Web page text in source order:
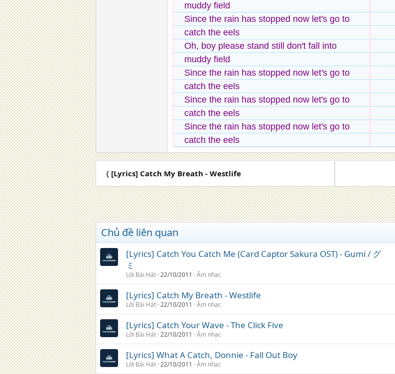
muddy field
Since the rain has stopped now let's go to
catch the eels
Oh, boy please stand still don't fall into
muddy field
Since the rain has stopped now let's go to
catch the eels
Since the rain has stopped now let's go to
catch the eels
Since the rain has stopped now let's go to
catch the eels
〈 [Lyrics] Catch My Breath - Westlife
Chủ đề liên quan
[Lyrics] Catch You Catch Me (Card Captor Sakura OST) - Gumi / グ
ミ
Lời Bài Hát 22/10/2011 Âm nhạc
[Lyrics] Catch My Breath - Westlife
Lời Bài Hát 22/10/2011 Âm nhạc
[Lyrics] Catch Your Wave - The Click Five
Lời Bài Hát 22/10/2011 Âm nhạc
[Lyrics] What A Catch, Donnie - Fall Out Boy
Lời Bài Hát 22/10/2011 Âm nhạc